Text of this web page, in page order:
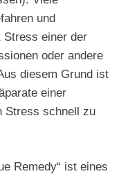
und
Stress einer der
oder andere
diesem Grund ist
einer
Stress schnell zu
Remedy“ ist eines